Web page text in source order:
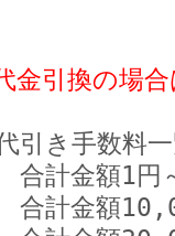
金引換の場
代引き手数料
計金額1円
計金額